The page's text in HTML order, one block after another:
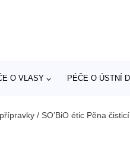
O VLASY PÉČE O ÚSTNÍ
/ SO’BiO étic Pěna